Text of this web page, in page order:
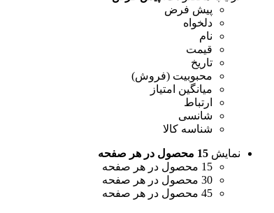
پیش فرض
دلخواه
نام
قیمت
تاریخ
محبوبیت (فروش)
میانگین امتیاز
ارتباط
شانسی
شناسه کالا
نمایش 15 محصول در هر صفحه
15 محصول در هر صفحه
30 محصول در هر صفحه
45 محصول در هر صفحه